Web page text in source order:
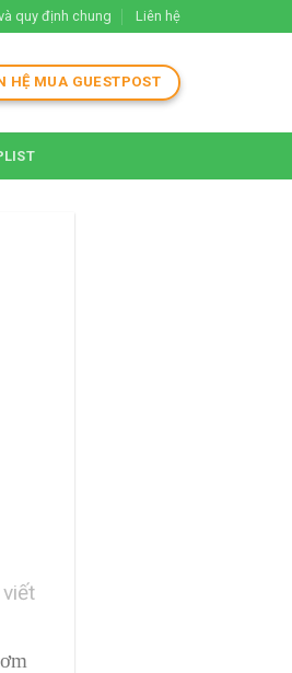
quy định chung Liên hệ
HỆ MUA GUESTPOST